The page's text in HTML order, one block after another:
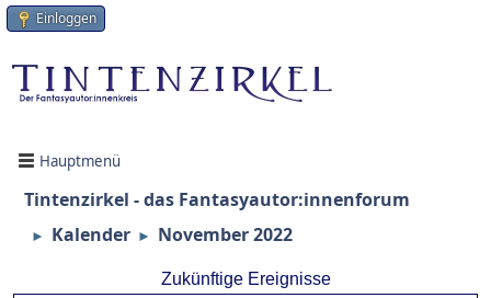
Einloggen
Hauptmenü
Tintenzirkel - das Fantasyautor:innenforum
► Kalender ► November 2022
Zukünftige Ereignisse